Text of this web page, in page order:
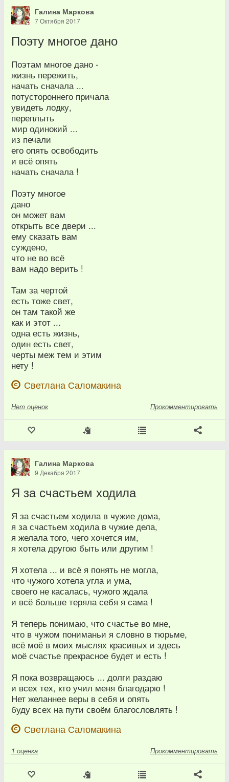
Галина Маркова
7 Октября 2017
Поэту многое дано
Поэтам многое дано -
жизнь пережить,
начать сначала ...
потустороннего причала
увидеть лодку,
переплыть
мир одинокий ...
из печали
его опять освободить
и всё опять
начать сначала !
Поэту многое
дано
он может вам
открыть все двери ...
ему сказать вам
суждено,
что не во всё
вам надо верить !
Там за чертой
есть тоже свет,
он там такой же
как и этот ...
одна есть жизнь,
один есть свет,
черты меж тем и этим
нету !
Светлана Саломакина
Нет оценок Прокомментировать
Галина Маркова
9 Декабря 2017
Я за счастьем ходила
Я за счастьем ходила в чужие дома,
я за счастьем ходила в чужие дела,
я желала того, чего хочется им,
я хотела другою быть или другим !
Я хотела ... и всё я понять не могла,
что чужого хотела угла и ума,
своего не касалась, чужого ждала
и всё больше теряла себя я сама !
Я теперь понимаю, что счастье во мне,
что в чужом пониманьи я словно в тюрьме,
всё моё в моих мыслях красивых и здесь
моё счастье прекрасное будет и есть !
Я пока возвращаюсь ... долги раздаю
и всех тех, кто учил меня благодарю !
Нет желаннее веры в себя и опять
буду всех на пути своём благословлять !
Светлана Саломакина
1 оценка Прокомментировать